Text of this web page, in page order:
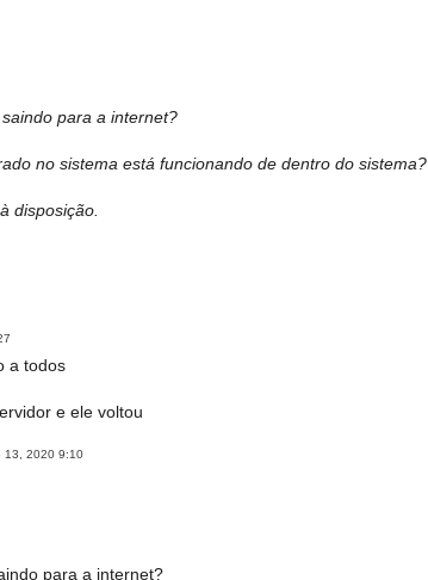
para a internet?
no sistema está funcionando de dentro do sistema?
disposição.
a todos
e ele voltou
13, 2020 9:10
para a internet?